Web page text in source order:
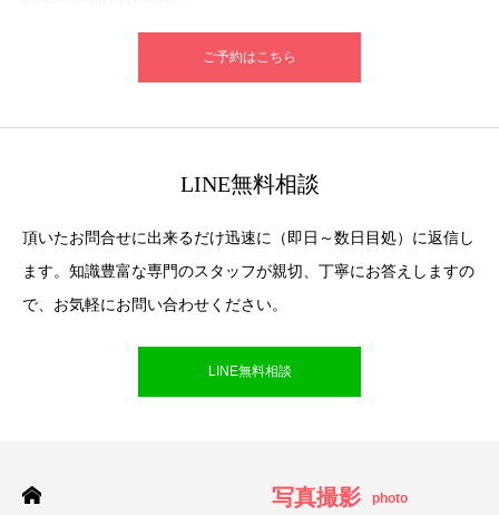
ご予約はこちら
LINE無料相談
頂いたお問合せに出来るだけ迅速に（即日～数日目処）に返信し
ます。知識豊富な専門のスタッフが親切、丁寧にお答えしますの
で、お気軽にお問い合わせください。
LINE無料相談
写真撮影 photo